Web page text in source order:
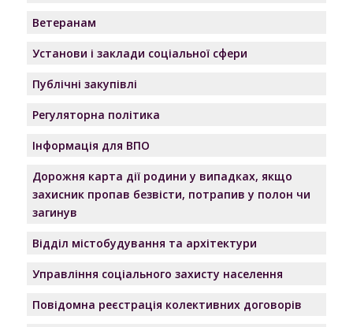
Ветеранам
Установи і заклади соціальної сфери
Публічні закупівлі
Регуляторна політика
Інформація для ВПО
Дорожня карта дії родини у випадках, якщо
захисник пропав безвісти, потрапив у полон чи
загинув
Відділ містобудування та архітектури
Управління соціального захисту населення
Повідомна реєстрація колективних договорів